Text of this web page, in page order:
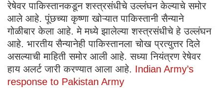
रेषेवर पाकिस्तानकडून शस्त्रसंधीचे उल्लंघन केल्याचे समोर
आले आहे. पूंछच्या कृष्णा खोऱ्यात पाकिस्तानी सैन्याने
गोळीबार केला आहे. मे मध्ये झालेल्या शस्त्रसंधीचे हे उल्लंघन
आहे. भारतीय सैन्यानेही पाकिस्तानला चोख प्रत्युत्तर दिले
असल्याची माहिती समोर आली आहे. सध्या नियंत्रण रेषेवर
हाय अलर्ट जारी करण्यात आला आहे. Indian Army’s
response to Pakistan Army